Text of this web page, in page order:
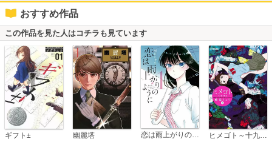
おすすめ作品
この作品を見た人はコチラも見ています
ギフト± 幽麗塔 恋は雨上がりのように